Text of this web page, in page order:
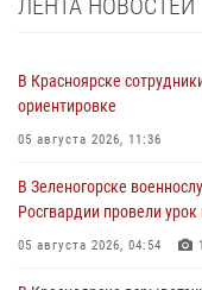
В Красноярске
ориентировке
05 августа 2026, 11:36
В Зеленогорске
Росгвардии провели
05 августа 2026, 04:54 1